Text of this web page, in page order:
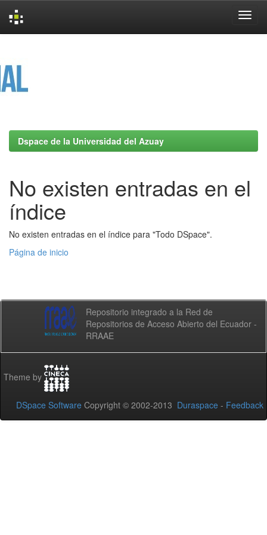
Dspace de la Universidad del Azuay
No existen entradas en el
índice
No existen entradas en el índice para "Todo DSpace".
Página de inicio
Repositorio integrado a la Red de
Repositorios de Acceso Abierto del Ecuador -
RRAAE
Theme by
DSpace Software Copyright © 2002-2013 Duraspace - Feedback